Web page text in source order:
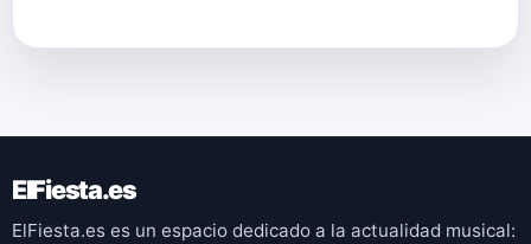
ElFiesta.es
ElFiesta.es es un espacio dedicado a la actualidad musical: